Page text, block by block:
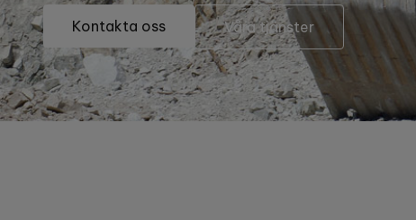
Kontakta oss Våra tjänster